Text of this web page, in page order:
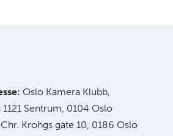
Oslo Kamera Klubb,
1121 Sentrum, 0104 Oslo
Chr. Krohgs gate 10, 0186 Oslo